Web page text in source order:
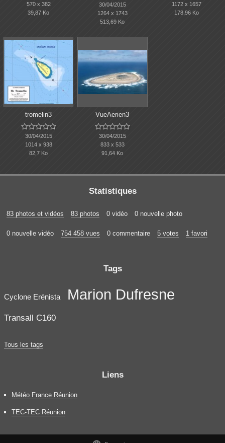
570 x 382
39,87 Ko
30/04/2015
1264 x 1743
513,69 Ko
1172 x 1657
178,96 Ko
tromelin3

30/04/2015
1014 x 938
82,7 Ko
VueAerien3

30/04/2015
833 x 533
91,64 Ko
Statistiques
83 photos et vidéos 83 photos 0 vidéo 0 nouvelle photo
0 nouvelle vidéo 754 458 vues 0 commentaire 5 votes 1 favori
Tags
Cyclone Erénista Marion Dufresne
Transall C160
Tous les tags
Liens
Météo France Réunion
TEC-TEC Réunion